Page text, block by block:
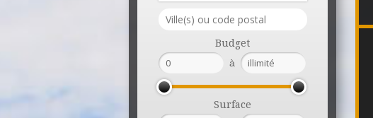
Budget
à
Surface